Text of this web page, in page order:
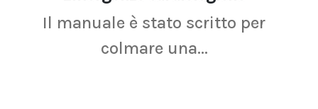
Il manuale è stato scritto per
colmare una...